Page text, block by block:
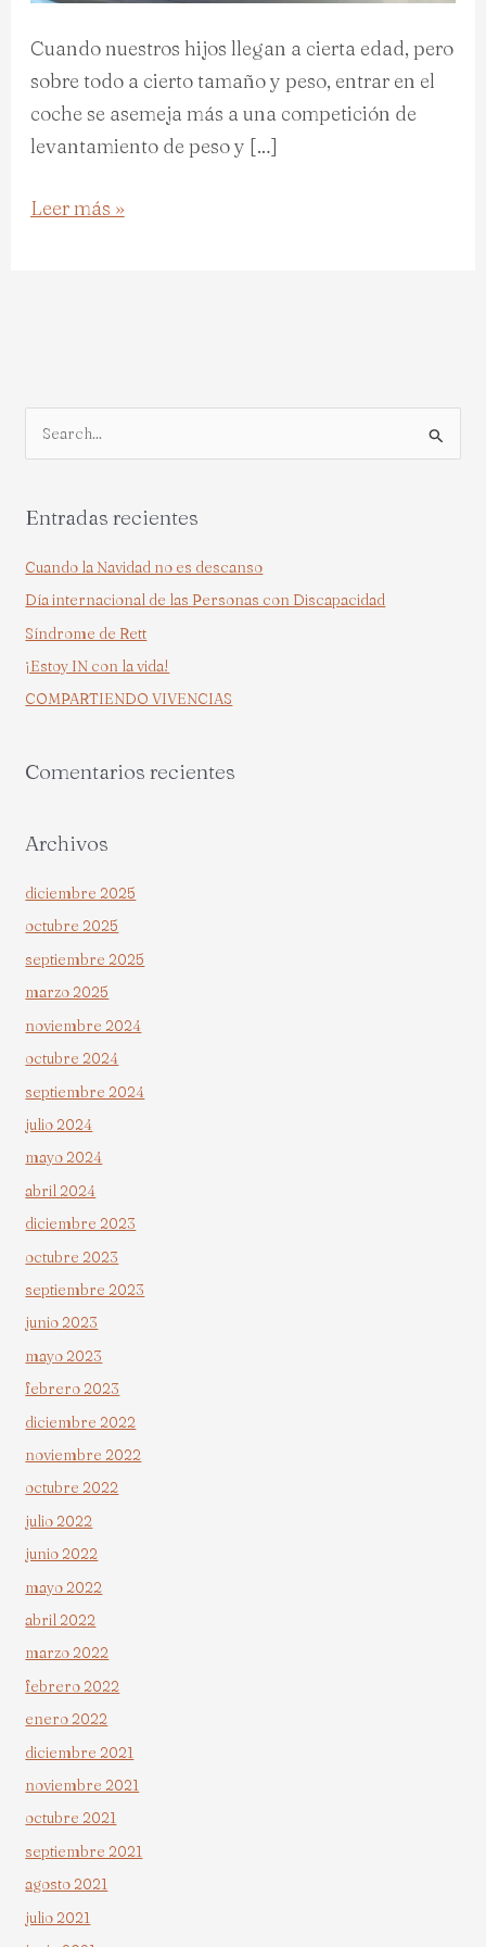
Cuando nuestros hijos llegan a cierta edad, pero
sobre todo a cierto tamaño y peso, entrar en el
coche se asemeja más a una competición de
levantamiento de peso y […]
Leer más »
c
o
r
:
Entradas recientes
Cuando la Navidad no es descanso
Día internacional de las Personas con Discapacidad
Síndrome de Rett
¡Estoy IN con la vida!
COMPARTIENDO VIVENCIAS
Comentarios recientes
Archivos
diciembre 2025
octubre 2025
septiembre 2025
marzo 2025
noviembre 2024
octubre 2024
septiembre 2024
julio 2024
mayo 2024
abril 2024
diciembre 2023
octubre 2023
septiembre 2023
junio 2023
mayo 2023
febrero 2023
diciembre 2022
noviembre 2022
octubre 2022
julio 2022
junio 2022
mayo 2022
abril 2022
marzo 2022
febrero 2022
enero 2022
diciembre 2021
noviembre 2021
octubre 2021
septiembre 2021
agosto 2021
julio 2021